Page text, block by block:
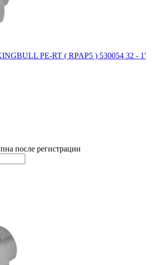
PE-RT ( RPAP5 ) 530054 32 - 1'
после регистрации